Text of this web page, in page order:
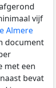
vijf
Almere
document
met een
bevat